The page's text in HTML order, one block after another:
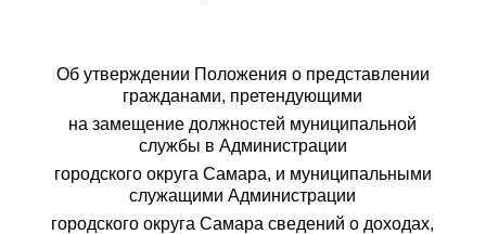
Об утверждении Положения о представлении
гражданами, претендующими
на замещение должностей муниципальной
службы в Администрации
городского округа Самара, и муниципальными
служащими Администрации
городского округа Самара сведений о доходах,